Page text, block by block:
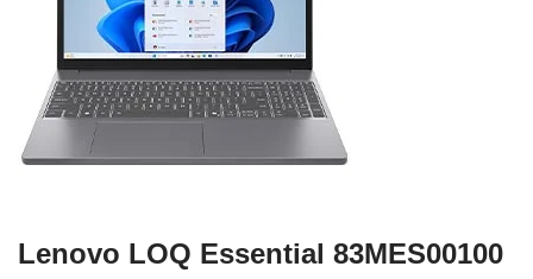
Lenovo LOQ Essential 83MES00100